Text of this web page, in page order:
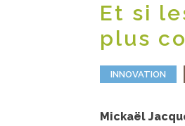
Et si
plus
INNOVATION
Mickaël